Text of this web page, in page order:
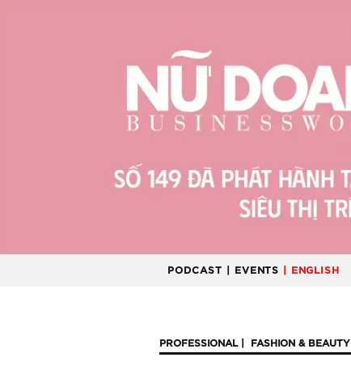
PODCAST | EVENTS | ENGLISH
PROFESSIONAL FASHION & BEAUTY